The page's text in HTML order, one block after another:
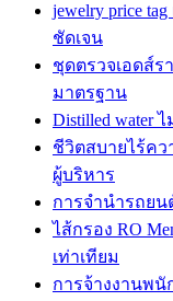
jewelry price
ชัดเจน
ชุดตรวจเอดส์
มาตรฐาน
Distilled water
ชีวิตสบายไร้ค
ผู้บริหาร
การจำนำรถยน
ไส้กรอง RO
เท่าเทียม
การจ้างงานพ